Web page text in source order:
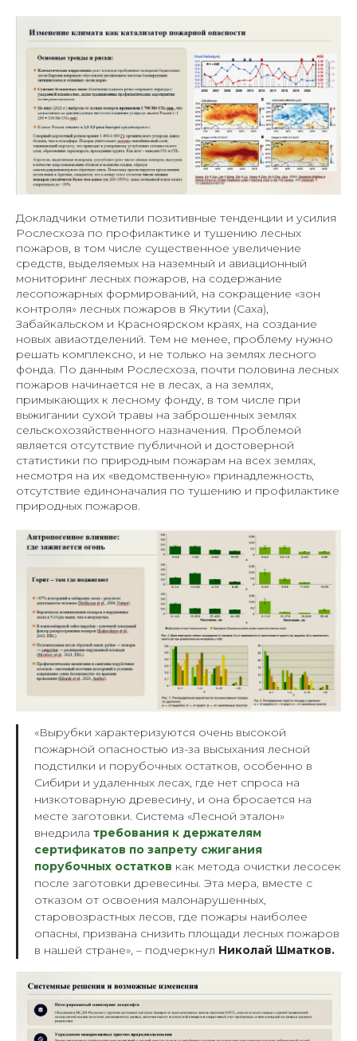
Докладчики отметили позитивные тенденции и усилия
Рослесхоза по профилактике и тушению лесных
пожаров, в том числе существенное увеличение
средств, выделяемых на наземный и авиационный
мониторинг лесных пожаров, на содержание
лесопожарных формирований, на сокращение «зон
контроля» лесных пожаров в Якутии (Саха),
Забайкальском и Красноярском краях, на создание
новых авиаотделений. Тем не менее, проблему нужно
решать комплексно, и не только на землях лесного
фонда. По данным Рослесхоза, почти половина лесных
пожаров начинается не в лесах, а на землях,
примыкающих к лесному фонду, в том числе при
выжигании сухой травы на заброшенных землях
сельскохозяйственного назначения. Проблемой
является отсутствие публичной и достоверной
статистики по природным пожарам на всех землях,
несмотря на их «ведомственную» принадлежность,
отсутствие единоначалия по тушению и профилактике
природных пожаров.
«Вырубки характеризуются очень высокой
пожарной опасностью из-за высыхания лесной
подстилки и порубочных остатков, особенно в
Сибири и удаленных лесах, где нет спроса на
низкотоварную древесину, и она бросается на
месте заготовки. Система «Лесной эталон»
внедрила требования к держателям
сертификатов по запрету сжигания
порубочных остатков как метода очистки лесосек
после заготовки древесины. Эта мера, вместе с
отказом от освоения малонарушенных,
старовозрастных лесов, где пожары наиболее
опасны, призвана снизить площади лесных пожаров
в нашей стране», – подчеркнул Николай Шматков.